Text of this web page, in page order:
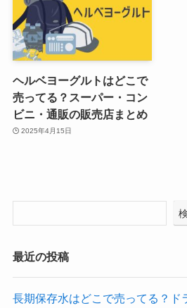
ヘルベヨーグルトはどこで
売ってる？スーパー・コン
ビニ・通販の販売店まとめ
2025年4月15日
最近の投稿
長期保存水はどこで売ってる？ド